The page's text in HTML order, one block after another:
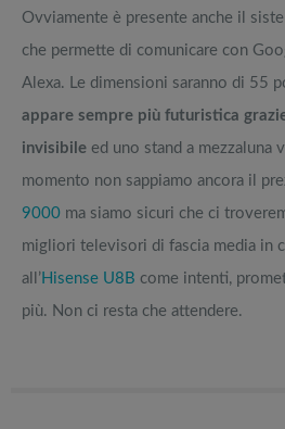
Ovviamente è presente anche il
che permette di comunicare con
Alexa. Le dimensioni saranno di 55
appare sempre più futuristica
invisibile ed uno stand a mezzaluna
momento non sappiamo ancora il
9000 ma siamo sicuri che ci
migliori televisori di fascia media in
all’ Hisense U8B come intenti,
più. Non ci resta che attendere.